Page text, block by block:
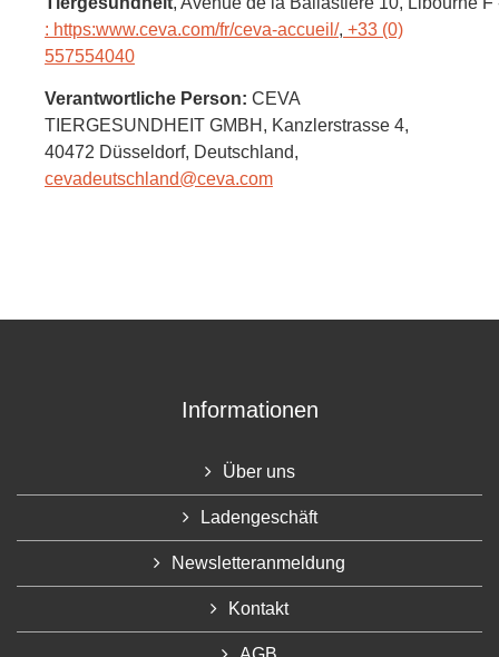
: https:www.ceva.com/fr/ceva-accueil/, +33 (0)
557554040
Verantwortliche Person: CEVA
TIERGESUNDHEIT GMBH, Kanzlerstrasse 4,
40472 Düsseldorf, Deutschland,
cevadeutschland@ceva.com
Informationen
Über uns
Ladengeschäft
Newsletteranmeldung
Kontakt